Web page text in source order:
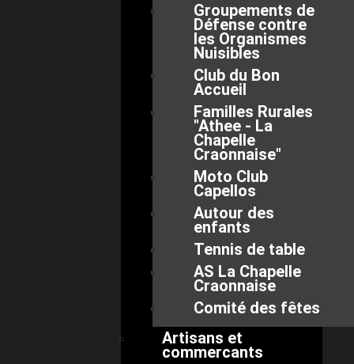
Groupements de
Défense contre
les Organismes
Nuisibles
Club du Bon
Accueil
Familles Rurales
"Athee - La
Chapelle
Craonnaise"
Moto Club
Capellos
Autour des
enfants
Tennis de table
AS La Chapelle
Craonnaise
Comité des fêtes
Artisans et
commercants